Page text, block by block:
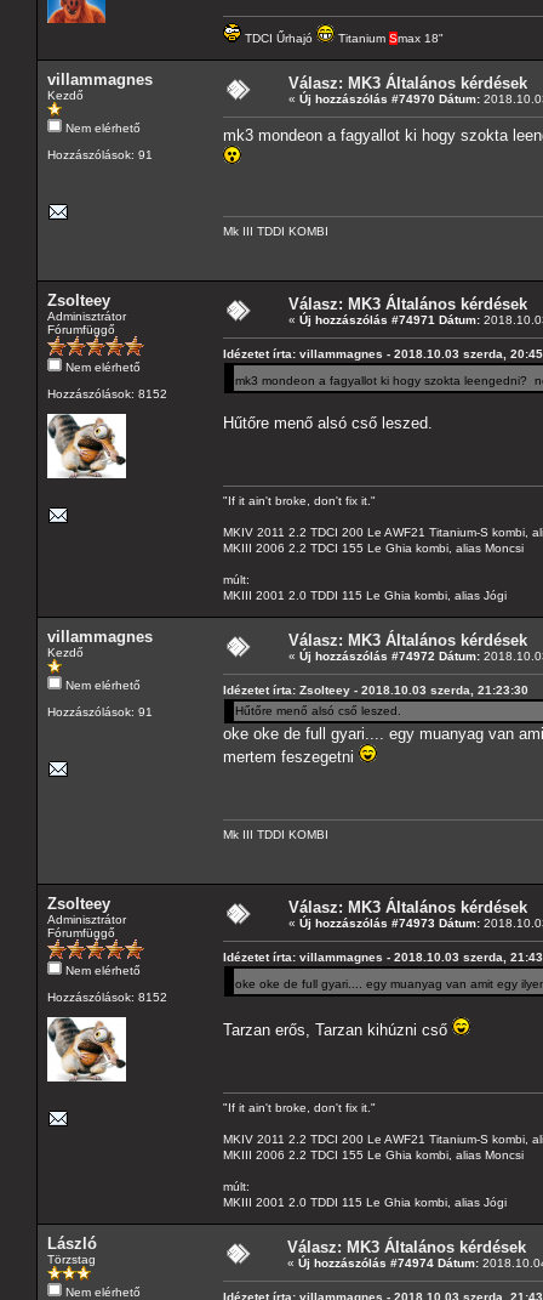
TDCI Űrhajó Titanium Smax 18"
villammagnes
Kezdő
Nem elérhető
Hozzászólások: 91
Válasz: MK3 Általános kérdések
« Új hozzászólás #74970 Dátum:
mk3 mondeon a fagyallot ki hogy szokta
Mk III TDDI KOMBI
Zsolteey
Adminisztrátor
Fórumfüggő
Nem elérhető
Hozzászólások: 8152
Válasz: MK3 Általános kérdések
« Új hozzászólás #74971 Dátum:
Idézetet írta: villammagnes - 2018.10.03 szerda,
mk3 mondeon a fagyallot ki hogy szokta leengedni?
Hűtőre menő alsó cső leszed.
"If it ain't broke, don't fix it."
MKIV 2011 2.2 TDCI 200 Le AWF21 Titanium-S kombi,
MKIII 2006 2.2 TDCI 155 Le Ghia kombi, alias Moncsi
múlt:
MKIII 2001 2.0 TDDI 115 Le Ghia kombi, alias Jógi
villammagnes
Kezdő
Nem elérhető
Hozzászólások: 91
Válasz: MK3 Általános kérdések
« Új hozzászólás #74972 Dátum:
Idézetet írta: Zsolteey - 2018.10.03 szerda, 21:23:30
Hűtőre menő alsó cső leszed.
oke oke de full gyari.... egy muanyag van
mertem feszegetni
Mk III TDDI KOMBI
Zsolteey
Adminisztrátor
Fórumfüggő
Nem elérhető
Hozzászólások: 8152
Válasz: MK3 Általános kérdések
« Új hozzászólás #74973 Dátum:
Idézetet írta: villammagnes - 2018.10.03 szerda,
oke oke de full gyari.... egy muanyag van amit egy
Tarzan erős, Tarzan kihúzni cső
"If it ain't broke, don't fix it."
MKIV 2011 2.2 TDCI 200 Le AWF21 Titanium-S kombi,
MKIII 2006 2.2 TDCI 155 Le Ghia kombi, alias Moncsi
múlt:
MKIII 2001 2.0 TDDI 115 Le Ghia kombi, alias Jógi
László
Törzstag
Nem elérhető
Válasz: MK3 Általános kérdések
« Új hozzászólás #74974 Dátum:
Idézetet írta: villammagnes - 2018.10.03 szerda,